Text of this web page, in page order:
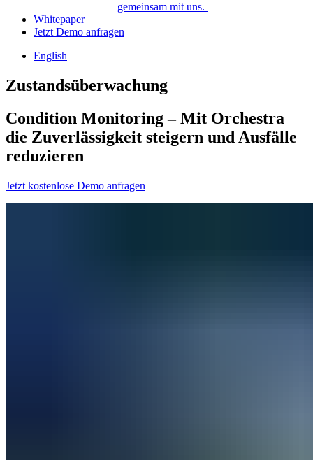
gemeinsam mit uns.
Whitepaper
Jetzt Demo anfragen
English
Zustandsüberwachung
Condition Monitoring – Mit Orchestra
die Zuverlässigkeit steigern und Ausfälle
reduzieren
Jetzt kostenlose Demo anfragen